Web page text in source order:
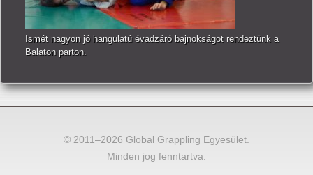
Ismét nagyon jó hangulatú évadzáró bajnokságot rendeztünk a
Balaton parton.
© 2011–2026 Global Grappling Egyesület.
Minden jog fenntartva.